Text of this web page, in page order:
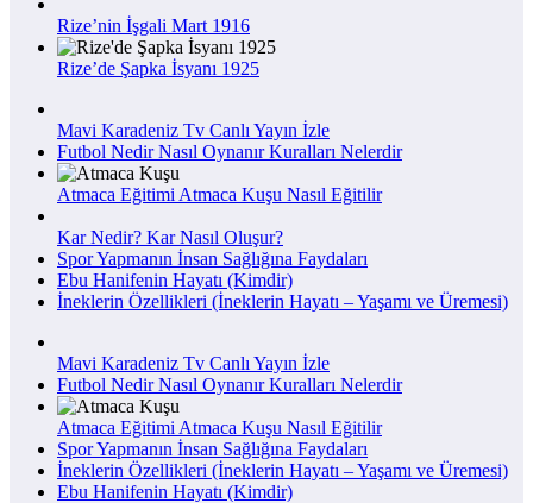
Rize’nin İşgali Mart 1916
Rize’de Şapka İsyanı 1925
Mavi Karadeniz Tv Canlı Yayın İzle
Futbol Nedir Nasıl Oynanır Kuralları Nelerdir
Atmaca Eğitimi Atmaca Kuşu Nasıl Eğitilir
Kar Nedir? Kar Nasıl Oluşur?
Spor Yapmanın İnsan Sağlığına Faydaları
Ebu Hanifenin Hayatı (Kimdir)
İneklerin Özellikleri (İneklerin Hayatı – Yaşamı ve Üremesi)
Mavi Karadeniz Tv Canlı Yayın İzle
Futbol Nedir Nasıl Oynanır Kuralları Nelerdir
Atmaca Eğitimi Atmaca Kuşu Nasıl Eğitilir
Spor Yapmanın İnsan Sağlığına Faydaları
İneklerin Özellikleri (İneklerin Hayatı – Yaşamı ve Üremesi)
Ebu Hanifenin Hayatı (Kimdir)